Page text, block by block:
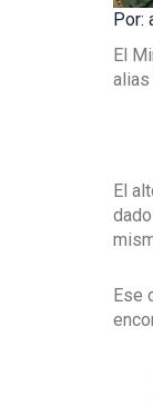
Por:
El
alias
El
Ese